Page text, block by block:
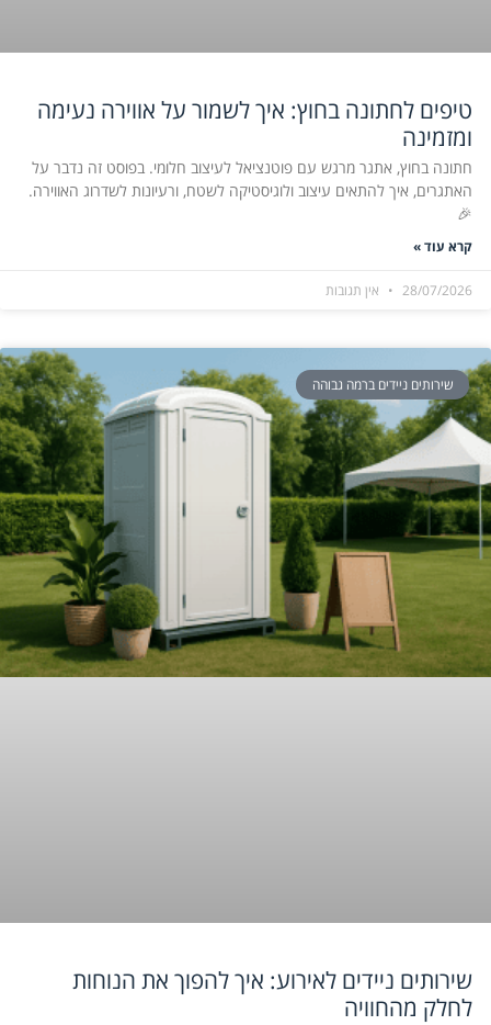
טיפים לחתונה בחוץ: איך לשמור על אווירה נעימה
ומזמינה
חתונה בחוץ, אתגר מרגש עם פוטנציאל לעיצוב חלומי. בפוסט זה נדבר על
האתגרים, איך להתאים עיצוב ולוגיסטיקה לשטח, ורעיונות לשדרוג האווירה.
🎉
קרא עוד »
28/07/2026 אין תגובות
שירותים ניידים ברמה גבוהה
שירותים ניידים לאירוע: איך להפוך את הנוחות
לחלק מהחוויה